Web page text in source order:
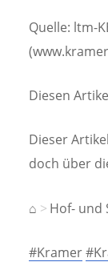
Quelle: ltm-
Diesen
Dieser
doch über
⌂ Hof- und
#Kramer